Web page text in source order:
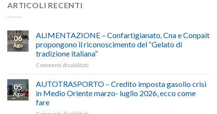
ARTICOLI RECENTI
06
Ago
ALIMENTAZIONE – Confartigianato, Cna e Conpait
propongono il riconoscimento del “Gelato di
tradizione italiana”
Commenti disabilitati
–
Confartigianato,
Cna
05
Ago
AUTOTRASPORTO – Credito imposta gasolio crisi
in Medio Oriente marzo- luglio 2026, ecco come
fare